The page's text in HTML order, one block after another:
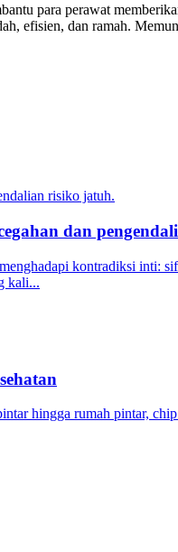
para perawat
efisien, dan ramah.
dan
kontradiksi inti:
kali...
hingga rumah pintar,